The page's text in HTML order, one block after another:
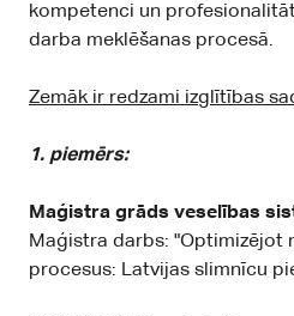
kompetenci un
darba meklēšanas procesā.
Zemāk ir redzami izglītības
1. piemērs:
Maģistra grāds veselības
Maģistra darbs: "Optimizējot
procesus: Latvijas slimnīcu